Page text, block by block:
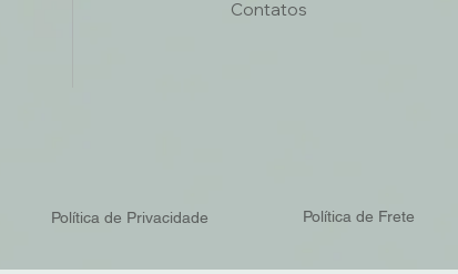
Contatos
Política de Privacidade Política de Frete